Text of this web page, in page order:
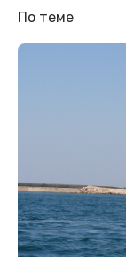
По теме